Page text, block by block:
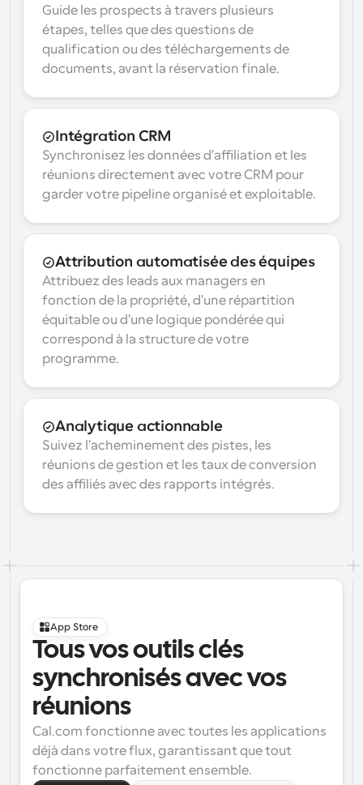
Guide les prospects à travers plusieurs
étapes, telles que des questions de
qualification ou des téléchargements de
documents, avant la réservation finale.
Intégration CRM
Synchronisez les données d'affiliation et les
réunions directement avec votre CRM pour
garder votre pipeline organisé et exploitable.
Attribution automatisée des équipes
Attribuez des leads aux managers en
fonction de la propriété, d'une répartition
équitable ou d'une logique pondérée qui
correspond à la structure de votre
programme.
Analytique actionnable
Suivez l'acheminement des pistes, les
réunions de gestion et les taux de conversion
des affiliés avec des rapports intégrés.
App Store
Tous vos outils clés
synchronisés avec vos
réunions
Cal.com fonctionne avec toutes les applications
déjà dans votre flux, garantissant que tout
fonctionne parfaitement ensemble.